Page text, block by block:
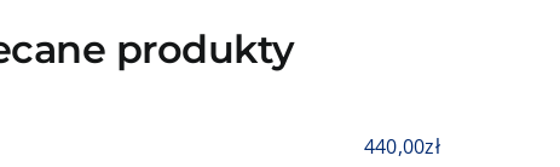
produkty
440,00zł